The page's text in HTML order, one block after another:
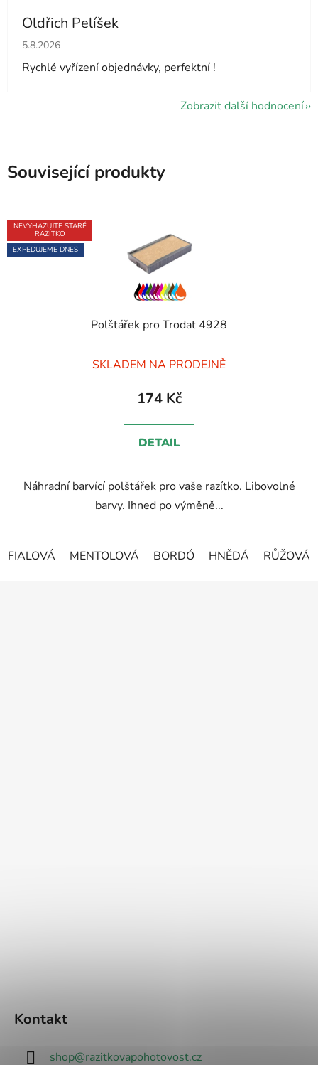
Oldřich Pelíšek
Hodnocení obchodu je 5 z 5 hvězdiček.
5.8.2026
Rychlé vyřízení objednávky, perfektní !
Zobrazit další hodnocení
Související produkty
NEVYHAZUJTE STARÉ
RAZÍTKO
EXPEDUJEME DNES
Polštářek pro Trodat 4928
hodnocení
produktu
5,0
z
hvězdiček.
SKLADEM NA PRODEJNĚ
174 Kč
DETAIL
Náhradní barvící polštářek pro vaše razítko. Libovolné
barvy. Ihned po výměně...
FIALOVÁ MENTOLOVÁ BORDÓ HNĚDÁ RŮŽOVÁ
Kontakt
shop@razitkovapohotovost.cz